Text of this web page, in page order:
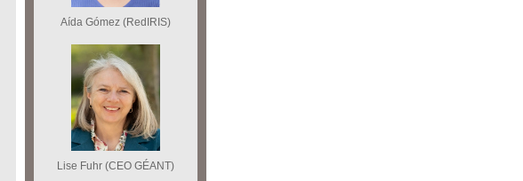
Aída Gómez (RedIRIS)
Lise Fuhr (CEO GÉANT)